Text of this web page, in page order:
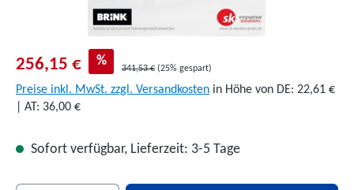
256,15 € % 341,53 € (25% gespart)
Preise inkl. MwSt. zzgl. Versandkosten in Höhe von DE: 22,61 €
| AT: 36,00 €
Sofort verfügbar, Lieferzeit: 3-5 Tage